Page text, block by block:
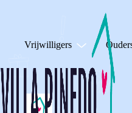
Vrijwilligers